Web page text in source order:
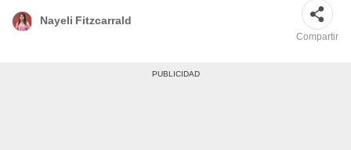
Nayeli Fitzcarrald
Compartir